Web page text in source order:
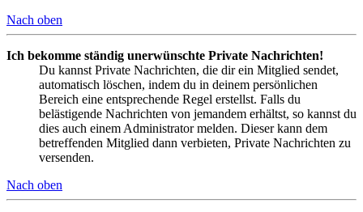
Nach oben
Ich bekomme ständig unerwünschte Private Nachrichten!
Du kannst Private Nachrichten, die dir ein Mitglied sendet,
automatisch löschen, indem du in deinem persönlichen
Bereich eine entsprechende Regel erstellst. Falls du
belästigende Nachrichten von jemandem erhältst, so kannst du
dies auch einem Administrator melden. Dieser kann dem
betreffenden Mitglied dann verbieten, Private Nachrichten zu
versenden.
Nach oben